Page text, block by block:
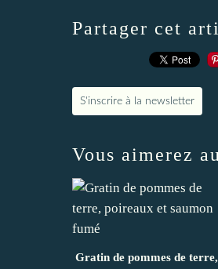
Partager cet
S'inscrire à la newsletter
Vous aimerez
Gratin de pommes de terre,